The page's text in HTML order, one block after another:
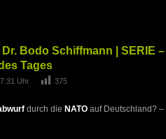
Dr. Bodo Schiffmann | SERIE
Tages
Uhr 375
durch die NATOauf Deutschland? –